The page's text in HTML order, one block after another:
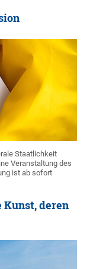
Staatlichkeit
Veranstaltung des
ist ab sofort
Kunst, deren